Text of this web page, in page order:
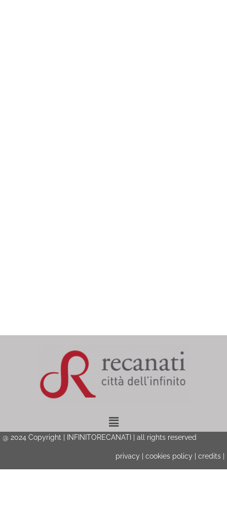
Menu
@ 2024 Copyright | INFINITORECANATI | all rights reserved
privacy cookies policy credits